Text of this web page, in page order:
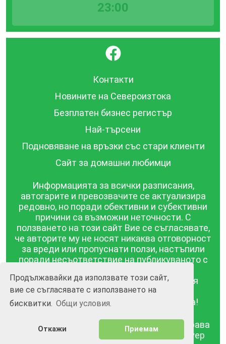
Продължавайки да използвате този сайт,
вие се съгласявате с използването на
бисквитки. Общи условия.
Откажи Приемам
23:00
}
Контакти
Новините на Североизтока
Безплатен бизнес регистър
Най-търсени
Подновяване на връзки със стари клиенти
Сайт за домашни любимци
Информацията за всички разписания,
автогарите и превозвачите се актуализира
редовно, но поради обективни и субективни
причини са възможни неточности. С
ползването на този сайт Вие се съгласявате,
че авторите му не носят никаква отговорност
за вреди или пропуснати ползи, настъпили
поради несъответствие на публикуваното с
публикувана в този сайт се предоставя
такава каквато е, без гаранция за
съответствието ѝ с действителността!
BGrazpisanie.com © 2008 - 2026, Всички права
Изработка на уебсайт и софтуер